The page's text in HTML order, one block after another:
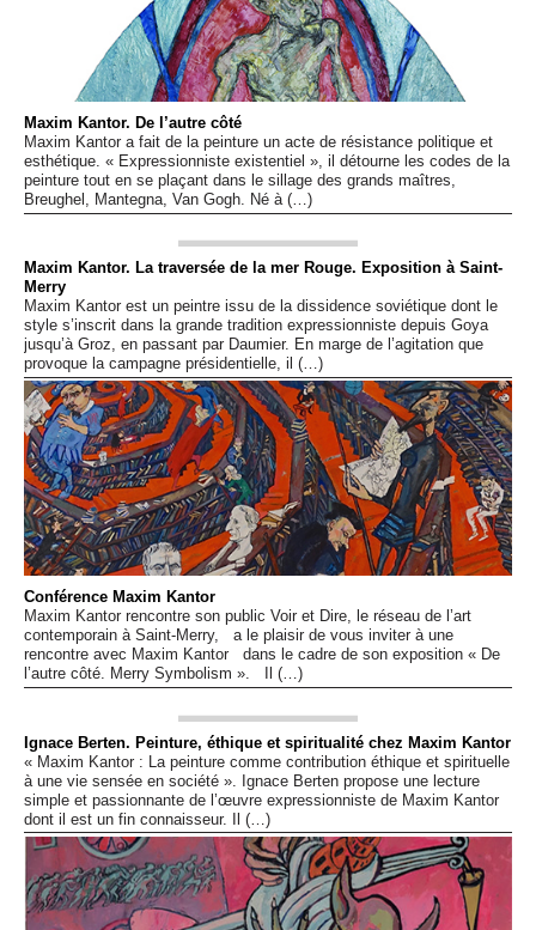
Maxim Kantor. De l’autre côté
Maxim Kantor a fait de la peinture un acte de résistance politique et
esthétique. « Expressionniste existentiel », il détourne les codes de la
peinture tout en se plaçant dans le sillage des grands maîtres,
Breughel, Mantegna, Van Gogh. Né à (…)
Maxim Kantor. La traversée de la mer Rouge. Exposition à Saint-
Merry
Maxim Kantor est un peintre issu de la dissidence soviétique dont le
style s’inscrit dans la grande tradition expressionniste depuis Goya
jusqu’à Groz, en passant par Daumier. En marge de l’agitation que
provoque la campagne présidentielle, il (…)
Conférence Maxim Kantor
Maxim Kantor rencontre son public Voir et Dire, le réseau de l’art
contemporain à Saint-Merry, a le plaisir de vous inviter à une
rencontre avec Maxim Kantor dans le cadre de son exposition « De
l’autre côté. Merry Symbolism ». Il (…)
Ignace Berten. Peinture, éthique et spiritualité chez Maxim Kantor
« Maxim Kantor : La peinture comme contribution éthique et spirituelle
à une vie sensée en société ». Ignace Berten propose une lecture
simple et passionnante de l’œuvre expressionniste de Maxim Kantor
dont il est un fin connaisseur. Il (…)